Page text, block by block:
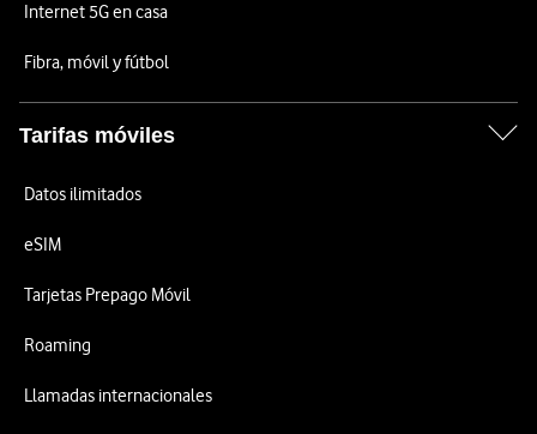
Internet 5G en casa
Fibra, móvil y fútbol
Tarifas móviles
Datos ilimitados
eSIM
Tarjetas Prepago Móvil
Roaming
Llamadas internacionales